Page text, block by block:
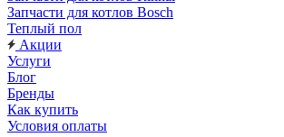
Запчасти для котлов Bosch
Теплый пол
Акции
Услуги
Блог
Бренды
Как купить
Условия оплаты